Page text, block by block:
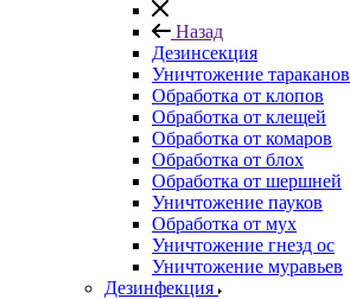
Назад
Дезинсекция
Уничтожение тараканов
Обработка от клопов
Обработка от клещей
Обработка от комаров
Обработка от блох
Обработка от шершней
Уничтожение пауков
Обработка от мух
Уничтожение гнезд ос
Уничтожение муравьев
Дезинфекция